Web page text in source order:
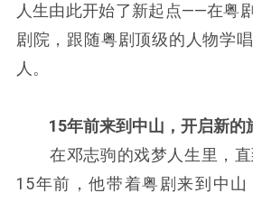
人生由此开始了新起点——在粤
剧院，跟随粤剧顶级的人物学
人。
15年前来到中山，开启新的
在邓志驹的戏梦人生里，直
15年前，他带着粤剧来到中